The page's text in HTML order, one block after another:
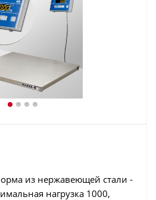
из нержавеющей стали -
нагрузка 1000,